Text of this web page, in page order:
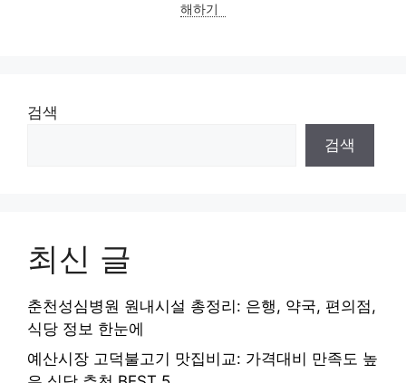
해하기
검색
검색
최신 글
춘천성심병원 원내시설 총정리: 은행, 약국, 편의점,
식당 정보 한눈에
예산시장 고덕불고기 맛집비교: 가격대비 만족도 높